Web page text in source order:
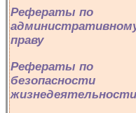
Рефераты по
праву
Рефераты по
безопасности
жизнедеятельности